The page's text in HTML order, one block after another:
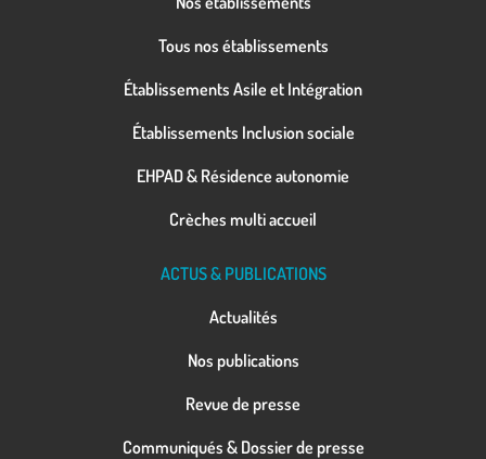
Tous nos établissements
Établissements Asile et Intégration
Établissements Inclusion sociale
EHPAD & Résidence autonomie
Crèches multi accueil
ACTUS & PUBLICATIONS
Actualités
Nos publications
Revue de presse
Communiqués & Dossier de presse